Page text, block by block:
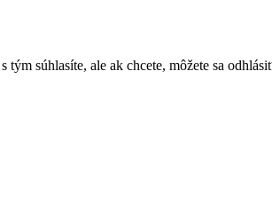
súhlasíte, ale ak chcete, môžete sa